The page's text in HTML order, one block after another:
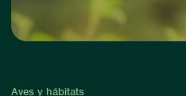
Aves y hábitats